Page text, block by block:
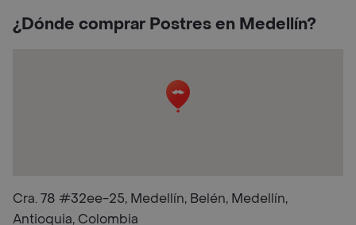
¿Dónde comprar Postres en Medellín?
Cra. 78 #32ee-25, Medellín, Belén, Medellín,
Antioquia, Colombia